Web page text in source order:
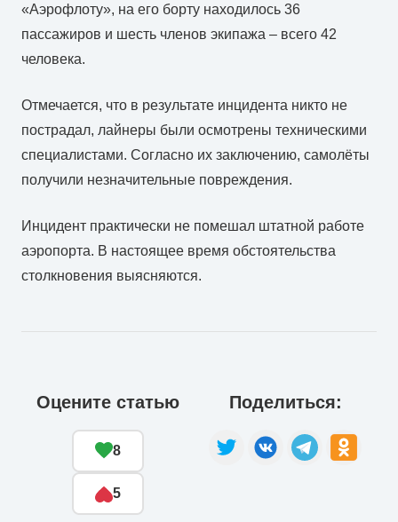
«Аэрофлоту», на его борту находилось 36
пассажиров и шесть членов экипажа – всего 42
человека.
Отмечается, что в результате инцидента никто не
пострадал, лайнеры были осмотрены техническими
специалистами. Согласно их заключению, самолёты
получили незначительные повреждения.
Инцидент практически не помешал штатной работе
аэропорта. В настоящее время обстоятельства
столкновения выясняются.
Оцените статью
8
5
Поделиться: